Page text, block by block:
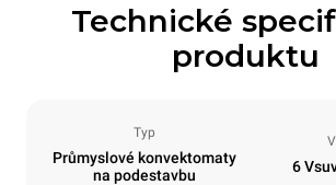
Technické
produktu
Typ
Průmyslové konvektomaty
na podestavbu
6